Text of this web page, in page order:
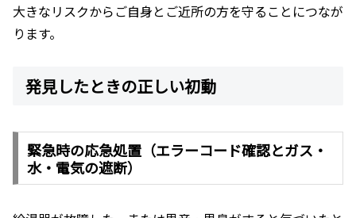
大きなリスクからご自身とご近所の方を守ることにつなが
ります。
発見したときの正しい初動
緊急時の応急処置（エラーコード確認とガス・
水・電気の遮断）